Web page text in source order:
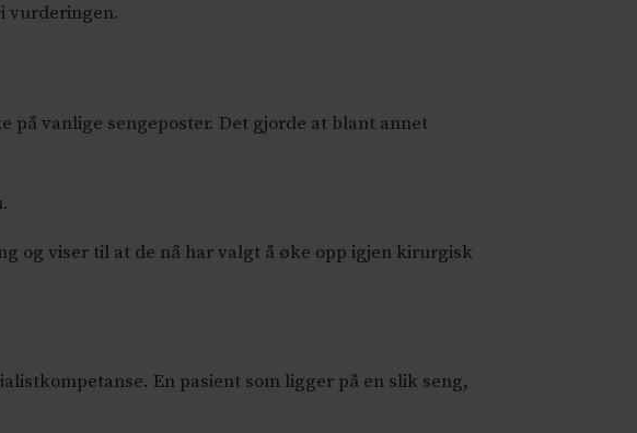
vurderingen.
på vanlige sengeposter. Det gjorde at blant annet
og viser til at de nå har valgt å øke opp igjen kirurgisk
En pasient som ligger på en slik seng,